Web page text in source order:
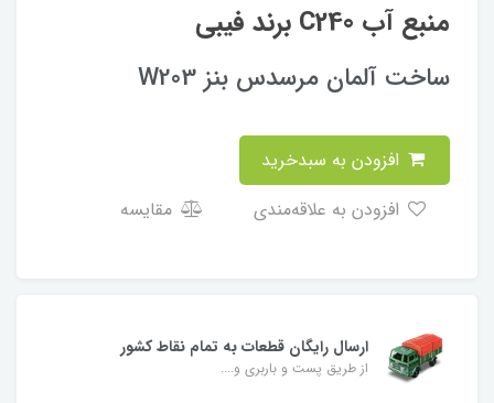
منبع آب C240 برند فیبی
ساخت آلمان مرسدس بنز W203
مقایسه
ارسال رایگان قطعات به تمام نقاط کشور
از طریق پست و باربری و....